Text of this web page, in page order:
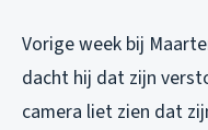
Vorige week bij
dacht hij dat zijn
camera liet zien dat